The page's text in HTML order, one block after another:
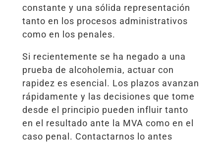
constante y una sólida representación
tanto en los procesos administrativos
como en los penales.
Si recientemente se ha negado a una
prueba de alcoholemia, actuar con
rapidez es esencial. Los plazos avanzan
rápidamente y las decisiones que tome
desde el principio pueden influir tanto
en el resultado ante la MVA como en el
caso penal. Contactarnos lo antes